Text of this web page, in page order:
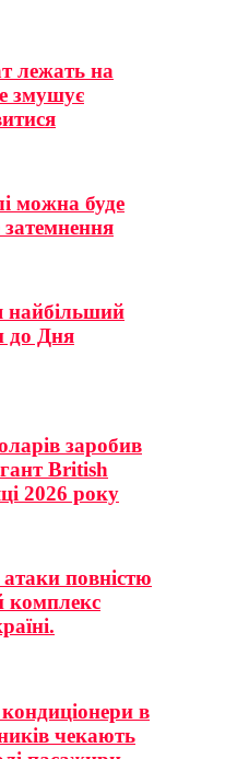
лежать на
змушує
можна буде
затемнення
найбільший
до Дня
заробив
British
2026 року
атаки повністю
комплекс
в
чекають